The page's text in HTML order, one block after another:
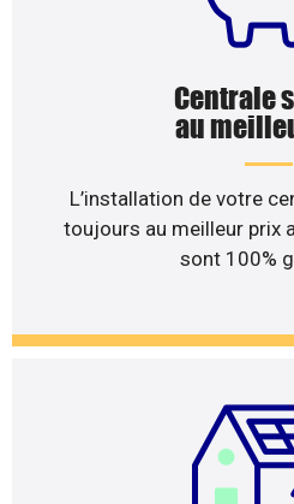
Centrale
au
L’installation de votre
toujours au meilleur prix
sont 100%